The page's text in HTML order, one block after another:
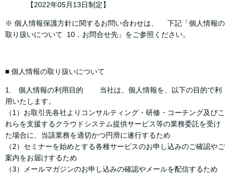
【2022年05月13日制定】
※ 個人情報保護方針に関するお問い合わせは、 下記「個人情報の
取り扱いについて 10．お問合せ先」をご参照ください。
■ 個人情報の取り扱いについて
1. 個人情報の利用目的 当社は、個人情報を、以下の目的で利
用いたします。
（1）お取引先各社よりコンサルティング・研修・コーチング及びこ
れらを支援するクラウドシステム提供サービス等の業務委託を受け
た場合に、当該業務を適切かつ円滑に遂行するため
（2）セミナーを始めとする各種サービスのお申し込みのご確認やご
案内をお届けするため
（3）メールマガジンのお申し込みの確認やメールを配信するため